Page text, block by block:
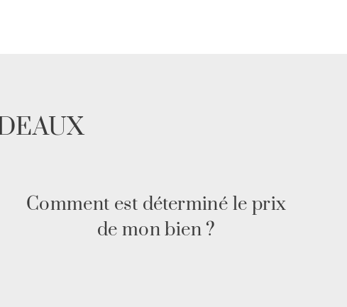
Comment est déterminé le prix
de mon bien ?